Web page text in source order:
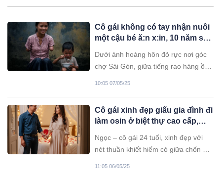
Cô gái không có tay nhận nuôi
một cậu bé ă:n x:in, 10 năm sau
và ngưỡng mộ
Dưới ánh hoàng hôn đỏ rực nơi góc
chợ Sài Gòn, giữa tiếng rao hàng ồn
một mẩu tay nào – nhưng đôi chân
của cô lại thoăn thoắt làm mọi việc, từ
xếp vé số đến đếm tiền, với sự khéo
léo đến khó tin.
10:05 07/05/25
Cô gái xinh đẹp giấu gia đình đi
làm osin ở biệt thự cao cấp,
nhà kéo vào…
Ngọc – cô gái 24 tuổi, xinh đẹp với
nét thuần khiết hiếm có giữa chốn đô
11:05 06/05/25